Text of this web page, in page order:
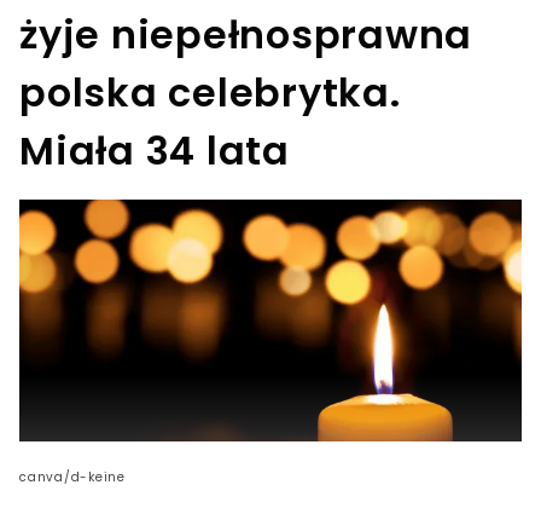
żyje niepełnosprawna
polska celebrytka.
Miała 34 lata
canva/d-keine